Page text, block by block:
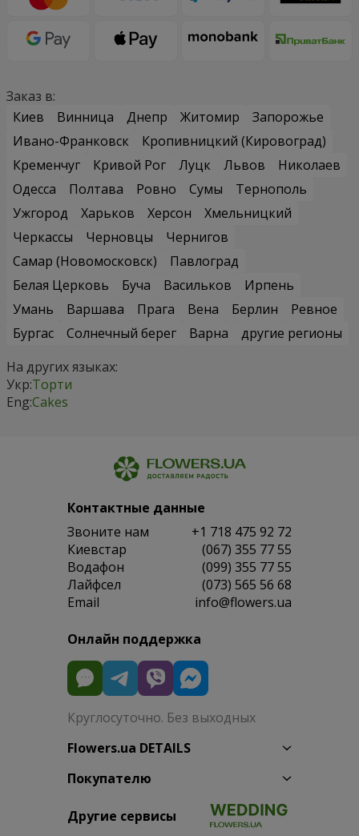
Заказ в:
Киев
Винница Днепр Житомир
Запорожье
Ивано-Франковск
Кропивницкий (Кировоград)
Кременчуг
Кривой Рог Луцк Львов
Николаев
Одесса
Полтава Ровно Сумы
Тернополь
Ужгород
Харьков Херсон
Хмельницкий
Черкассы
Черновцы
Чернигов
Самар (Новомосковск)
Павлоград
Белая Церковь
Буча Васильков
Ирпень
Умань
Варшава Прага Вена Берлин
Ревное
Бургас
Солнечный берег Варна
другие регионы
На других языках:
Укр:Торти
Eng:Cakes
Контактные данные
Звоните нам
+1 718 475 92 72
Киевстар
(067) 355 77 55
Водафон
(099) 355 77 55
Лайфсел
(073) 565 56 68
Email
info@flowers.ua
Онлайн поддержка
Круглосуточно. Без выходных
Flowers.ua DETAILS
Покупателю
Другие сервисы